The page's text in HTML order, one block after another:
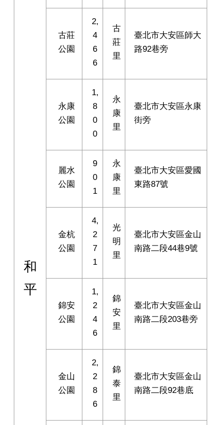
和
平
古莊
公園
2,
4
6
6
古
莊
里
臺北市大安區師大
路92巷旁
永康
公園
1,
8
0
0
永
康
里
臺北市大安區永康
街旁
麗水
公園
9
0
1
永
康
里
臺北市大安區愛國
東路87號
金杭
公園
4,
2
7
1
光
明
里
臺北市大安區金山
南路二段44巷9號
錦安
公園
1,
2
4
6
錦
安
里
臺北市大安區金山
南路二段203巷旁
金山
公園
2,
2
8
6
錦
泰
里
臺北市大安區金山
南路二段92巷底